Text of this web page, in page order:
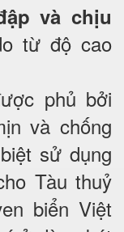
và chịu
từ độ cao
phủ bởi
và chống
sử dụng
Tàu thuỷ
biển Việt